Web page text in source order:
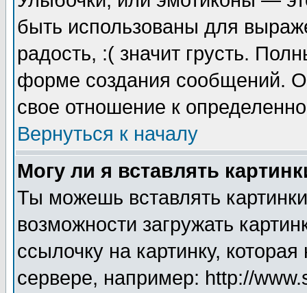
быть использованы для
радость, :( значит грусть.
форме создания сообщений.
свое отношение к
Вернуться к началу
Могу ли я вставлять
Ты можешь вставлять
возможности загружать
ссылочку на картинку,
сервере, например: http://